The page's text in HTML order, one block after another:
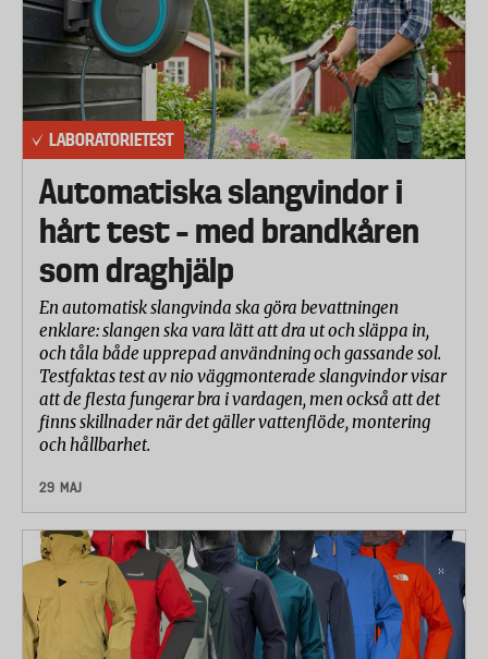
tillverkarnas rekommendationer). Dessutom
stoppade laboratoriet in en rostfri stålkastrull, ett
glasföremål (icke djupt) samt en plastlåda med lock.
Föremålen smutsades ner enligt standarden BS EN
50242:1999.
Torkningsförmåga
30 minuter efter att diskmaskinsprogrammet var
färdigt öppnades luckorna och föremålen
varje föremål på en 4-gradig skala, där 2 betyder
helt torrt (100%) och -1 helt blött (0%). Den totala
procentsatsen i tabellen är ett medelvärde av alla
bedömda föremål.
Rengöringsförmåga
Föremålen inspekterades enligt standarden
betyder helt rent (100%) och 0 helt smutsigt (0%).
Den totala procentsatsen i tabellen är ett
medelvärde av alla bedömda föremål.
Energi- och vattenbehov
Laboratoriet mätte hur mycket el och vatten
diskmaskinernas standardprogram drar.
LABORATORIETEST
Automatiska slangvindor i
hårt test – med brandkåren
som draghjälp
En automatisk slangvinda ska göra bevattningen
enklare: slangen ska vara lätt att dra ut och släppa in,
och tåla både upprepad användning och gassande sol.
Testfaktas test av nio väggmonterade slangvindor visar
att de flesta fungerar bra i vardagen, men också att det
finns skillnader när det gäller vattenflöde, montering
och hållbarhet.
29 MAJ